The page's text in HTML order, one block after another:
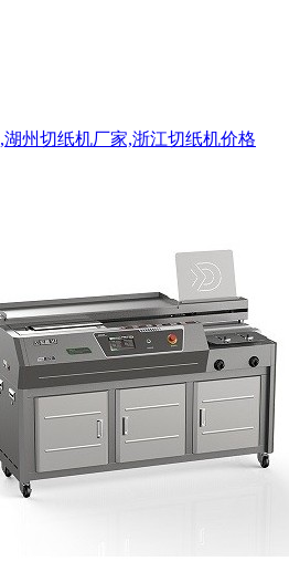
州切纸机厂家,浙江切纸机价格